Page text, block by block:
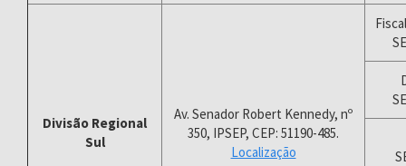
Divisão Regional
Sul
Av. Senador Robert Kennedy, nº
350, IPSEP, CEP: 51190-485.
Localização